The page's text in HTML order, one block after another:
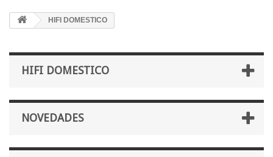
HIFI DOMESTICO
HIFI DOMESTICO
NOVEDADES